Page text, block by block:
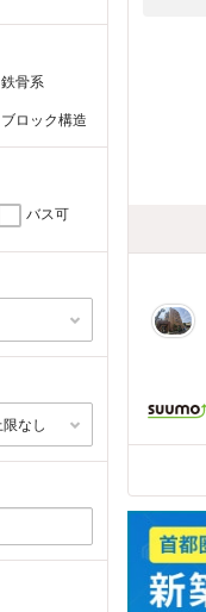
鉄骨系
ブロック構造
バス可